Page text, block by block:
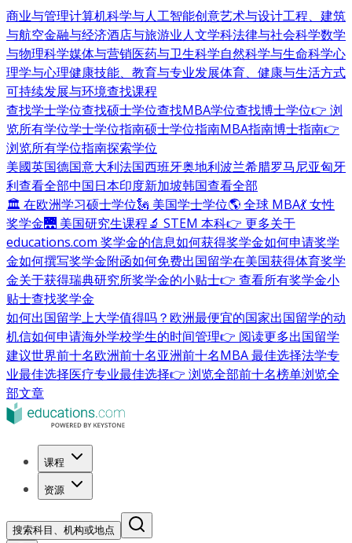
商业与管理计算机科学与人工智能创意艺术与设计工程、建筑
与航空金融与经济酒店与旅游业人文学科法律与社会科学数学
与物理科学媒体与营销医药与卫生科学自然科学与生命科学心
理学与心理健康技能、教育与专业发展体育、健康与生活方式
可持续发展与环境查找课程
查找学士学位查找硕士学位查找MBA学位查找博士学位👉 浏
览所有学位学士学位指南硕士学位指南MBA指南博士指南👉
浏览所有学位指南探索学位
美國英国德国意大利法国西班牙奥地利波兰希腊罗马尼亚匈牙
利查看全部中国日本印度新加坡韩国查看全部
🏛 在欧洲学习硕士学位🗽 美国学士学位🌎 全球 MBA💃 女性
奖学金🌉 美国研究生课程🔬 STEM 本科👉 更多关于
educations.com 奖学金的信息如何获得奖学金如何申请奖学
金如何撰写奖学金附函如何免费出国留学在美国获得体育奖学
金关于获得瑞典研究所奖学金的小贴士👉 查看所有奖学金小
贴士查找奖学金
如何出国留学上大学值得吗？ 欧洲最便宜的国家出国留学的动
机信如何申请海外学校学生的时间管理👉 阅读更多出国留学
建议世界前十名欧洲前十名亚洲前十名MBA 最佳选择法学专
业最佳选择医疗专业最佳选择👉 浏览全部前十名榜单浏览全
部文章
课程
资源
搜索科目、机构或地点